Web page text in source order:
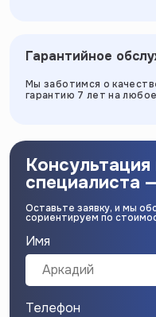
Гарантийное
Мы заботимся о
гарантию 7 лет на
специалиста
Оставьте заявку, и мы
сориентируем по
Имя
Телефон